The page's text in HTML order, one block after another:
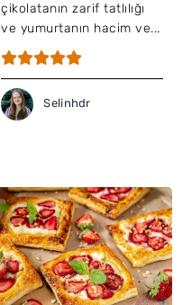
çikolatanın zarif tatlılığı
ve yumurtanın hacim ve...
Selinhdr